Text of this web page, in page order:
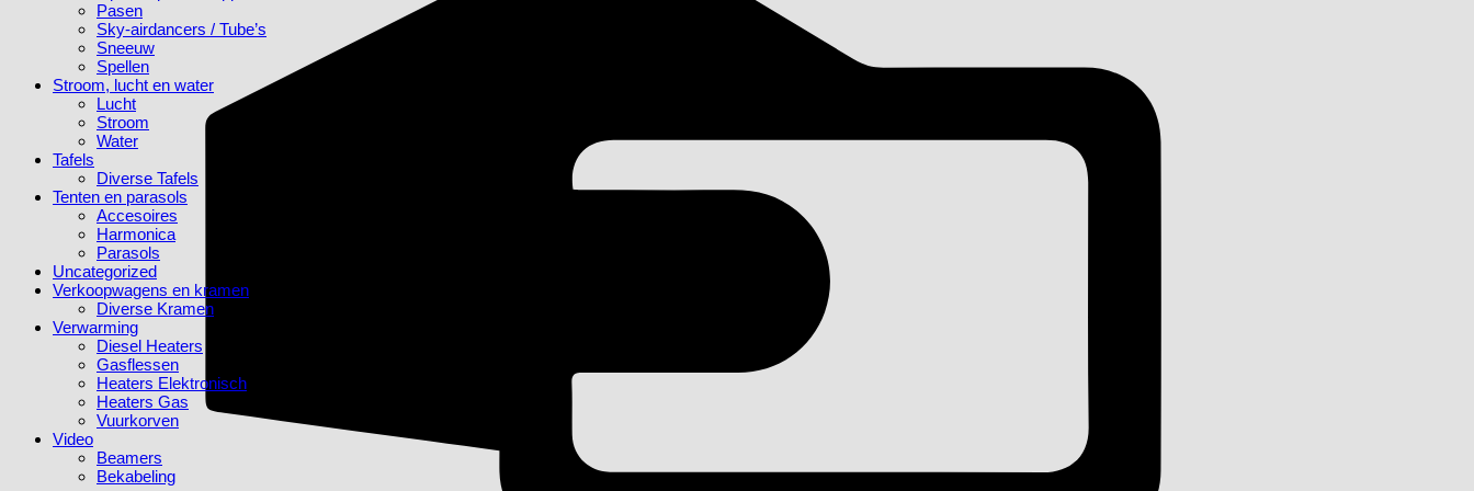
Pasen
Sky-airdancers / Tube’s
Sneeuw
Spellen
Stroom, lucht en water
Lucht
Stroom
Water
Tafels
Diverse Tafels
Tenten en parasols
Accesoires
Harmonica
Parasols
Uncategorized
Verkoopwagens en kramen
Diverse Kramen
Verwarming
Diesel Heaters
Gasflessen
Heaters Elektronisch
Heaters Gas
Vuurkorven
Video
Beamers
Bekabeling